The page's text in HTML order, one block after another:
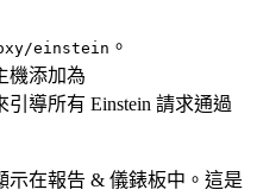
einstein 。
機添加為
引導所有 Einstein 請求通過
示在報告 & 儀錶板中。這是